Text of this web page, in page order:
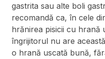
gastrita sau alte boli
recomandă ca, în cele
hrănirea pisicii cu hrană
îngrijitorul nu are
o hrană uscată bună,